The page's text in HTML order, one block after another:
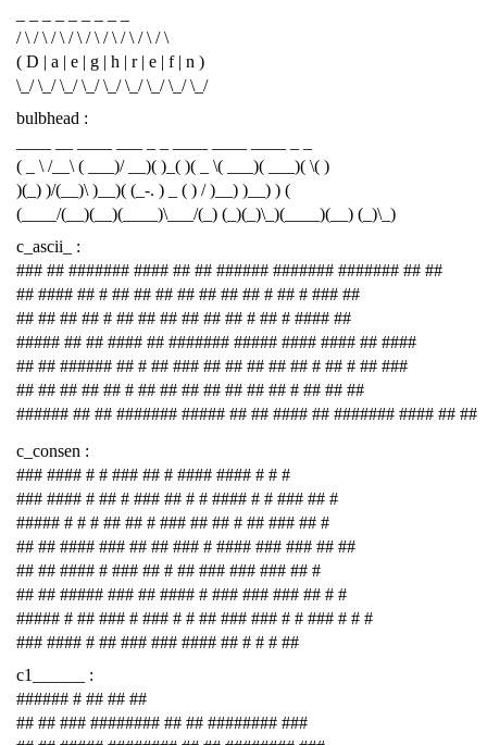
/ \ / \ / \ / \ / \ / \ / \ / \ / \
( D | a | e | g | h | r | e | f | n )
\_/ \_/ \_/ \_/ \_/ \_/ \_/ \_/ \_/
bulbhead :
( _ \ /__\ ( ___)/ __)( )_( )( _ \( ___)( ___)( \( )
)(_) )/(__)\ )__)( (_-. ) _ ( ) / )__) )__) ) (
(____/(__)(__)(____)\___/(_) (_)(_)\_)(____)(__) (_)\_)
c_ascii_ :
### ## ####### #### ## ## ###### ####### ####### ## ##
## #### ## # ## ## ## ## ## ## ## # ## # ### ##
## ## ## ## # ## ## ## ## ## ## # ## # #### ##
##### ## ## #### ## ####### ##### #### #### ## ####
## ## ###### ## # ## ### ## ## ## ## ## # ## # ## ###
## ## ## ## ## # ## ## ## ## ## ## ## # ## ## ##
###### ## ## ####### ##### ## ## #### ## ####### #### ## ##
c_consen :
### #### # # ### ## # #### #### # # #
### #### # ## # ### ## # # #### # # ### ## #
##### # # # ## ## # ### ## ## # ## ### ## #
## ## #### ### ## ## ### # #### ### ### ## ##
## ## #### # ### ## # ## ### ### ### ## #
## ## ##### ### ## #### # ### ### ### ## # #
##### # ## ### # ### # # ## ### ### # # ### # # #
### #### # ## ### ### #### ## # # # ##
c1______ :
###### # ## ## ##
## ## ### ######## ## ## ######## ###